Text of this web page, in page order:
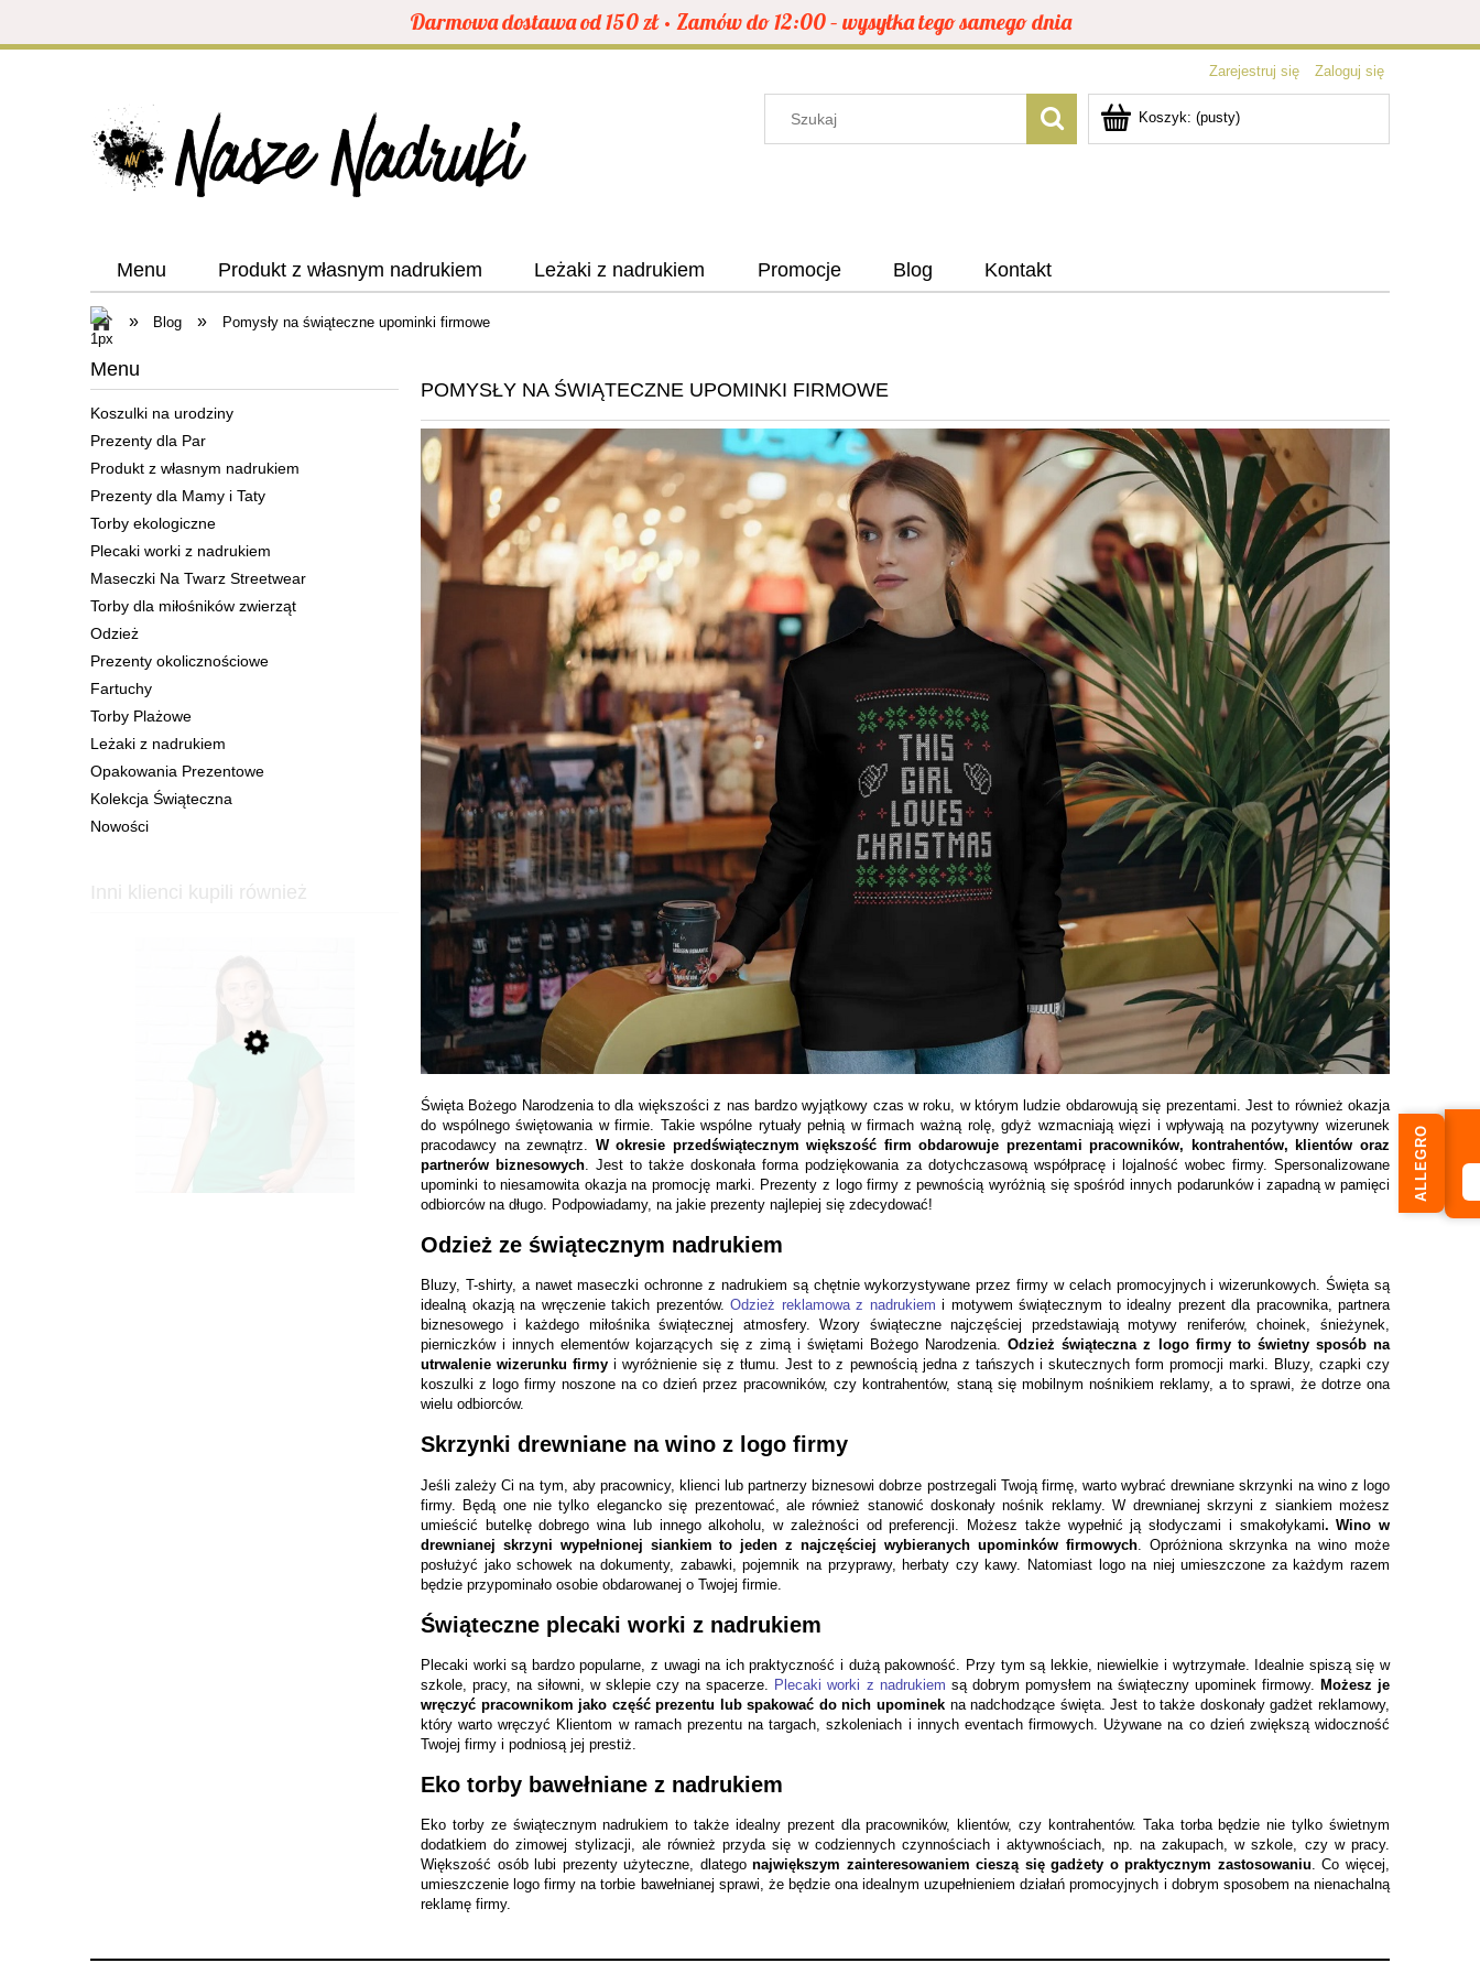
Darmowa dostawa od 150 zł • Zamów do 12:00 – wysyłka tego samego dnia
Zarejestruj się Zaloguj się
Koszyk: (pusty)
Menu Produkt z własnym nadrukiem Leżaki z nadrukiem Promocje Blog Kontakt
» Blog » Pomysły na świąteczne upominki firmowe
Menu
Koszulki na urodziny
Prezenty dla Par
Produkt z własnym nadrukiem
Prezenty dla Mamy i Taty
Torby ekologiczne
Plecaki worki z nadrukiem
Maseczki Na Twarz Streetwear
Torby dla miłośników zwierząt
Odzież
Prezenty okolicznościowe
Fartuchy
Torby Plażowe
Leżaki z nadrukiem
Opakowania Prezentowe
Kolekcja Świąteczna
Nowości
Inni klienci kupili również
POMYSŁY NA ŚWIĄTECZNE UPOMINKI FIRMOWE
Święta Bożego Narodzenia to dla większości z nas bardzo wyjątkowy czas w roku, w którym ludzie obdarowują się prezentami. Jest to również okazja
do wspólnego świętowania w firmie. Takie wspólne rytuały pełnią w firmach ważną rolę, gdyż wzmacniają więzi i wpływają na pozytywny wizerunek
pracodawcy na zewnątrz. W okresie przedświątecznym większość firm obdarowuje prezentami pracowników, kontrahentów, klientów oraz
partnerów biznesowych . Jest to także doskonała forma podziękowania za dotychczasową współpracę i lojalność wobec firmy. Spersonalizowane
upominki to niesamowita okazja na promocję marki. Prezenty z logo firmy z pewnością wyróżnią się spośród innych podarunków i zapadną w pamięci
odbiorców na długo. Podpowiadamy, na jakie prezenty najlepiej się zdecydować!
Odzież ze świątecznym nadrukiem
Bluzy, T-shirty, a nawet maseczki ochronne z nadrukiem są chętnie wykorzystywane przez firmy w celach promocyjnych i wizerunkowych. Święta są
idealną okazją na wręczenie takich prezentów. Odzież reklamowa z nadrukiem i motywem świątecznym to idealny prezent dla pracownika, partnera
biznesowego i każdego miłośnika świątecznej atmosfery. Wzory świąteczne najczęściej przedstawiają motywy reniferów, choinek, śnieżynek,
pierniczków i innych elementów kojarzących się z zimą i świętami Bożego Narodzenia.Odzież świąteczna z logo firmy to świetny sposób na
utrwalenie wizerunku firmyi wyróżnienie się z tłumu. Jest to z pewnością jedna z tańszych i skutecznych form promocji marki. Bluzy, czapki czy
koszulki z logo firmy noszone na co dzień przez pracowników, czy kontrahentów, staną się mobilnym nośnikiem reklamy, a to sprawi, że dotrze ona
wielu odbiorców.
Skrzynki drewniane na wino z logo firmy
Jeśli zależy Ci na tym, aby pracownicy, klienci lub partnerzy biznesowi dobrze postrzegali Twoją firmę, warto wybrać drewniane skrzynki na wino z logo
firmy. Będą one nie tylko elegancko się prezentować, ale również stanowić doskonały nośnik reklamy. W drewnianej skrzyni z siankiem możesz
umieścić butelkę dobrego wina lub innego alkoholu, w zależności od preferencji. Możesz także wypełnić ją słodyczami i smakołykami. Wino w
drewnianej skrzyni wypełnionej siankiem to jeden z najczęściej wybieranych upominków firmowych. Opróżniona skrzynka na wino może
posłużyć jako schowek na dokumenty, zabawki, pojemnik na przyprawy, herbaty czy kawy. Natomiast logo na niej umieszczone za każdym razem
będzie przypominało osobie obdarowanej o Twojej firmie.
Świąteczne plecaki worki z nadrukiem
Plecaki worki są bardzo popularne, z uwagi na ich praktyczność i dużą pakowność. Przy tym są lekkie, niewielkie i wytrzymałe. Idealnie spiszą się w
szkole, pracy, na siłowni, w sklepie czy na spacerze.
Plecaki worki z nadrukiem są dobrym pomysłem na świąteczny upominek firmowy.
Możesz je
wręczyć pracownikom jako część prezentu lub spakować do nich upominek na nadchodzące święta. Jest to także doskonały gadżet reklamowy,
który warto wręczyć Klientom w ramach prezentu na targach, szkoleniach i innych eventach firmowych. Używane na co dzień zwiększą widoczność
Twojej firmy i podniosą jej prestiż.
Eko torby bawełniane z nadrukiem
Eko torby ze świątecznym nadrukiem to także idealny prezent dla pracowników, klientów, czy kontrahentów. Taka torba będzie nie tylko świetnym
dodatkiem do zimowej stylizacji, ale również przyda się w codziennych czynnościach i aktywnościach, np. na zakupach, w szkole, czy w pracy.
Większość osób lubi prezenty użyteczne, dlategonajwiększym zainteresowaniem cieszą się gadżety o praktycznym zastosowaniu. Co więcej,
umieszczenie logo firmy na torbie bawełnianej sprawi, że będzie ona idealnym uzupełnieniem działań promocyjnych i dobrym sposobem na nienachalną
reklamę firmy.
ALLEGRO